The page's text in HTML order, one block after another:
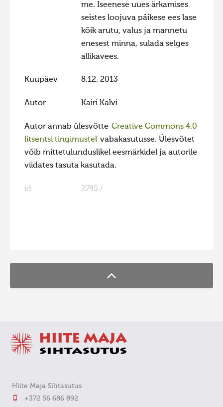
me. Iseenese uues ärkamises
seistes loojuva päikese ees lase
kõik arutu, valus ja mannetu
enesest minna, sulada selges
allikavees.
Kuupäev 8.12. 2013
Autor Kairi Kalvi
Autor annab ülesvõtte Creative Commons 4.0
litsentsi tingimustel vabakasutusse. Ülesvõtet
võib mittetulunduslikel eesmärkidel ja autorile
viidates tasuta kasutada.
id 2745 /
Hiite Maja Sihtasutus
+372 56 686 892